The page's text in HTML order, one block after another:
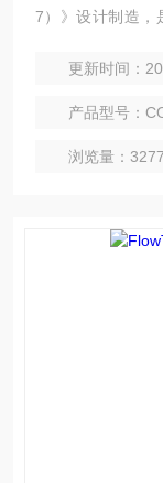
7）》设计制造，
用简单方便，其
更新时间：
产品型号：
浏览量：3277